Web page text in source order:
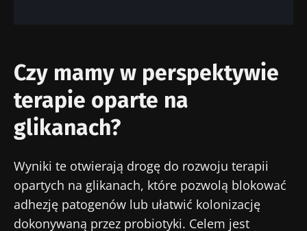
Czy mamy w perspektywie
terapie oparte na
glikanach?
Wyniki te otwierają drogę do rozwoju terapii
opartych na glikanach, które pozwolą blokować
adhezję patogenów lub ułatwić kolonizację
dokonywaną przez probiotyki. Celem jest